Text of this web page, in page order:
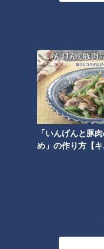
「いんげんと豚
め」の作り方【
や、ヘビに噛まれた時
～もしもスズメバチに
7月に入るとハチの活
り攻撃性が増すと言わ
への対処。身の回りを
に攻撃一歩手前です。